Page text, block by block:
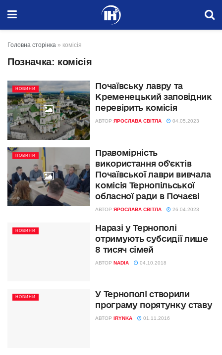
Головна сторінка » комісія
Позначка: комісія
НОВИНИ
Почаївську лавру та
Кременецький заповідник
перевірить комісія
АВТОР ЯРОСЛАВА СВІТЛА 04.05.2023
НОВИНИ
Правомірність
використання об’єктів
Почаївської лаври вивчала
комісія Тернопільської
обласної ради в Почаєві
АВТОР ЯРОСЛАВА СВІТЛА 26.04.2023
НОВИНИ
Наразі у Тернополі
отримують субсидії лише
8 тисяч сімей
АВТОР NADIA 04.10.2018
НОВИНИ
У Тернополі створили
програму порятунку ставу
АВТОР IRYNKA 01.11.2016